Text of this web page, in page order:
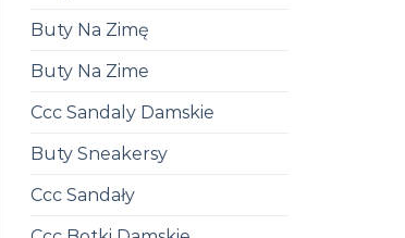
Buty Na Zimę
Buty Na Zime
Ccc Sandaly Damskie
Buty Sneakersy
Ccc Sandały